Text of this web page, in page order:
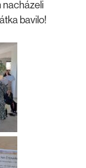
nacházeli
bavilo!